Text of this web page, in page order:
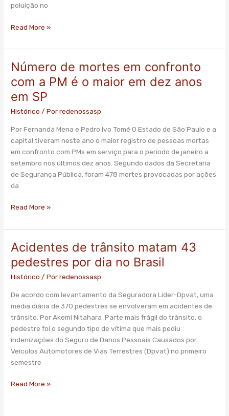
poluição no
Read More »
Número de mortes em confronto
com a PM é o maior em dez anos
em SP
Histórico / Porredenossasp
Por Fernanda Mena e Pedro Ivo Tomé O Estado de São Paulo e a
capital tiveram neste ano o maior registro de pessoas mortas
em confronto com PMs em serviço para o período de janeiro a
setembro nos últimos dez anos. Segundo dados da Secretaria
de Segurança Pública, foram 478 mortes provocadas por ações
da
Número
mortes
em
confronto
a
PM
é
o
maior
em
anos
Read More »
Acidentes de trânsito matam 43
pedestres por dia no Brasil
Histórico / Porredenossasp
De acordo com levantamento da Seguradora Líder-Dpvat, uma
média diária de 370 pedestres se envolveram em acidentes de
trânsito. Por Akemi Nitahara Parte mais frágil do trânsito, o
pedestre foi o segundo tipo de vítima que mais pediu
indenizações do Seguro de Danos Pessoais Causados por
Veículos Automotores de Vias Terrestres (Dpvat) no primeiro
semestre
Acidentes
trânsito
matam
no
Read More »